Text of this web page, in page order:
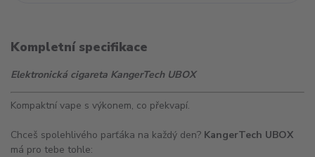
Kompletní specifikace
Elektronická cigareta KangerTech UBOX
Kompaktní vape s výkonem, co překvapí.
Chceš spolehlivého parťáka na každý den? KangerTech UBOX
má pro tebe tohle: